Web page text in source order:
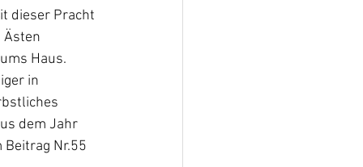
dieser Pracht
Ästen
Haus.
in
dem Jahr
Nr.55